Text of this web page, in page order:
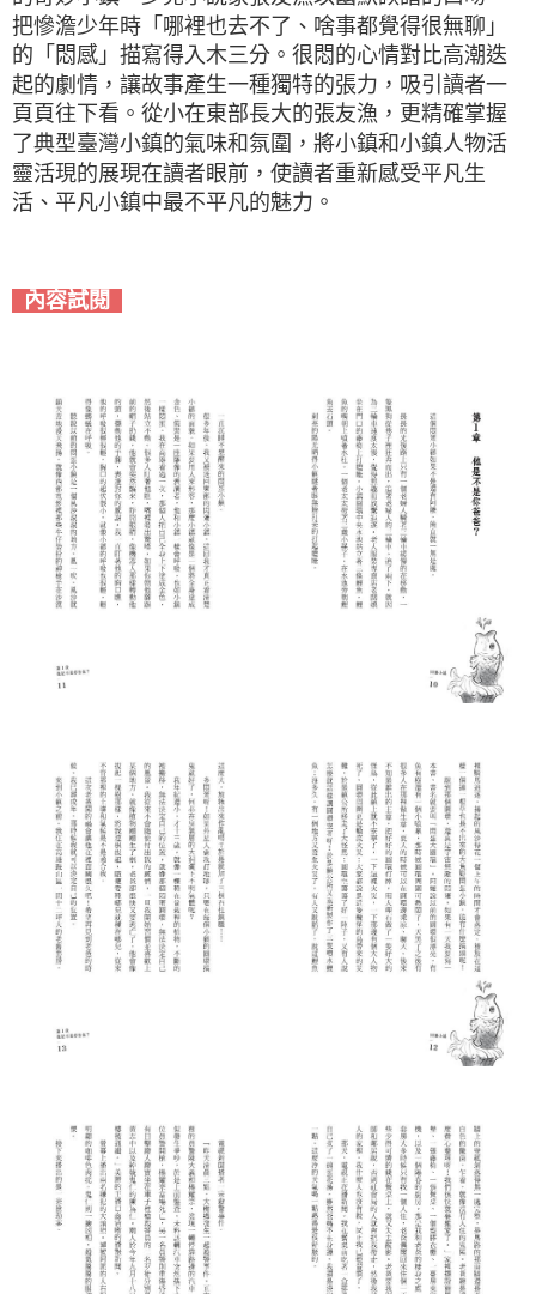
把慘澹少年時「哪裡也去不了、啥事都覺得很無聊」
的「悶感」描寫得入木三分。很悶的心情對比高潮迭
起的劇情，讓故事產生一種獨特的張力，吸引讀者一
頁頁往下看。從小在東部長大的張友漁，更精確掌握
了典型臺灣小鎮的氣味和氛圍，將小鎮和小鎮人物活
靈活現的展現在讀者眼前，使讀者重新感受平凡生
活、平凡小鎮中最不平凡的魅力。
內容試閱